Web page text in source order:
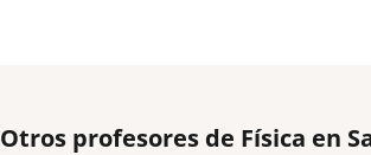
Otros profesores de Física en